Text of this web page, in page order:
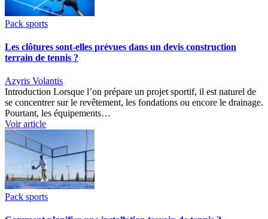
Pack sports
Les clôtures sont-elles prévues dans un devis construction
terrain de tennis ?
Azyris Volantis
Introduction Lorsque l’on prépare un projet sportif, il est naturel de
se concentrer sur le revêtement, les fondations ou encore le drainage.
Pourtant, les équipements…
Voir article
Pack sports